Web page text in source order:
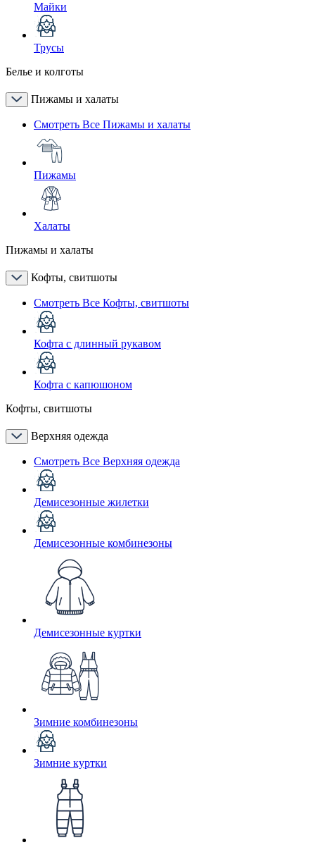
Майки
Трусы
Белье и колготы
Пижамы и халаты
Смотреть Все Пижамы и халаты
Пижамы
Халаты
Пижамы и халаты
Кофты, свитшоты
Смотреть Все Кофты, свитшоты
Кофта с длинный рукавом
Кофта с капюшоном
Кофты, свитшоты
Верхняя одежда
Смотреть Все Верхняя одежда
Демисезонные жилетки
Демисезонные комбинезоны
Демисезонные куртки
Зимние комбинезоны
Зимние куртки